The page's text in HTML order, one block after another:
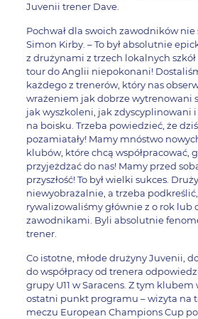
Juvenii trener Dave.
Pochwał dla swoich zawodników nie
Simon Kirby. – To był absolutnie
z drużynami z trzech lokalnych
tour do Anglii niepokonani!
każdego z trenerów, który nas
wrażeniem jak dobrze wytrenowani
jak wyszkoleni, jak zdyscyplinowani
na boisku. Trzeba powiedzieć, że
pozamiatały! Mamy mnóstwo
klubów, które chcą współpracować,
przyjeżdżać do nas! Mamy przed
przyszłość! To był wielki sukces.
niewyobrażalnie, a trzeba
rywalizowaliśmy głównie z o rok lub
zawodnikami. Byli absolutnie
trener.
Co istotne, młode drużyny Juvenii,
do współpracy od trenera
grupy U11 w Saracens. Z tym klubem
ostatni punkt programu – wizyta na
meczu European Champions Cup